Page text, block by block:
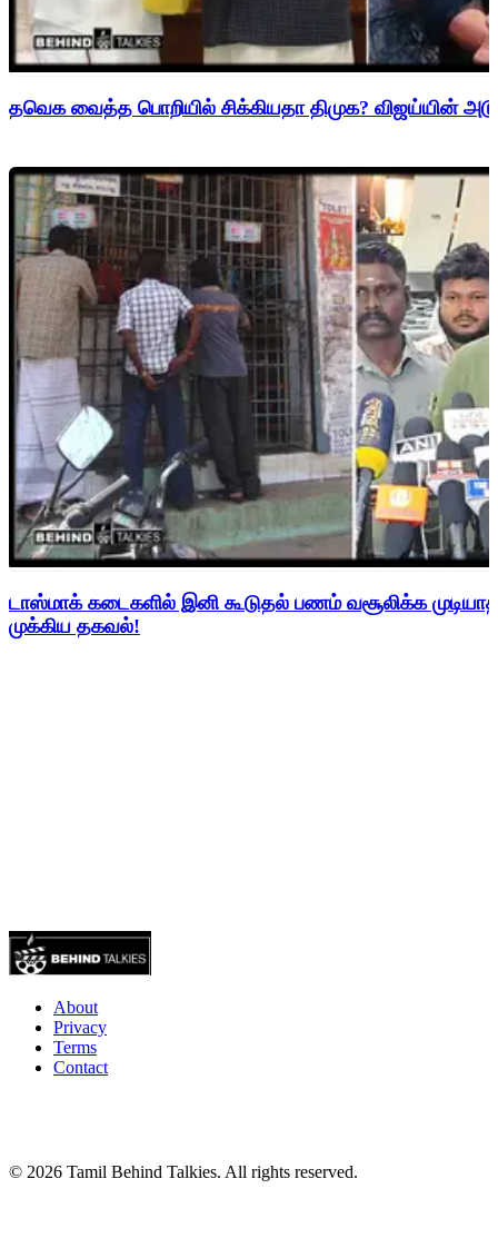
தவெக வைத்த பொறியில் சிக்கியதா திமுக? விஜய்யின்
டாஸ்மாக் கடைகளில் இனி கூடுதல் பணம் வசூலிக்க
முக்கிய தகவல்!
About
Privacy
Terms
Contact
© 2026 Tamil Behind Talkies. All rights reserved.